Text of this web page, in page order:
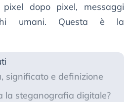
pixel dopo pixel, messaggi
umani. Questa è la
significato e definizione
la steganografia digitale?